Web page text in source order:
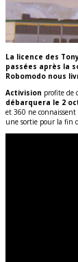
La licence des
passées après la
Robomodo nous
Activision profite de
débarquera le 2
et 360 ne
une sortie pour la fin